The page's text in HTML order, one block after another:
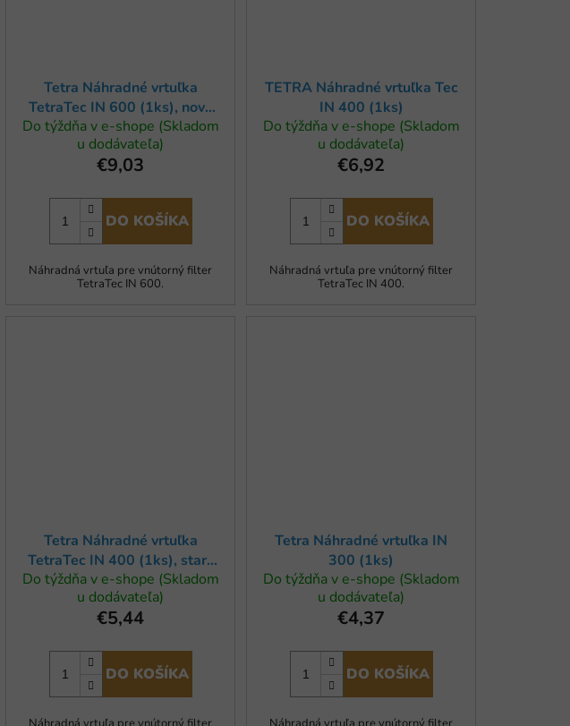
Tetra Náhradné vrtuľka
TetraTec IN 600 (1ks), nový
model
Do týždňa v e-shope (Skladom
u dodávateľa)
€9,03
DO KOŠÍKA
Náhradná vrtuľa pre vnútorný filter
TetraTec IN 600.
TETRA Náhradné vrtuľka Tec
IN 400 (1ks)
Do týždňa v e-shope (Skladom
u dodávateľa)
€6,92
DO KOŠÍKA
Náhradná vrtuľa pre vnútorný filter
TetraTec IN 400.
Tetra Náhradné vrtuľka
TetraTec IN 400 (1ks), starý
model
Do týždňa v e-shope (Skladom
u dodávateľa)
€5,44
DO KOŠÍKA
Tetra Náhradné vrtuľka IN
300 (1ks)
Do týždňa v e-shope (Skladom
u dodávateľa)
€4,37
DO KOŠÍKA